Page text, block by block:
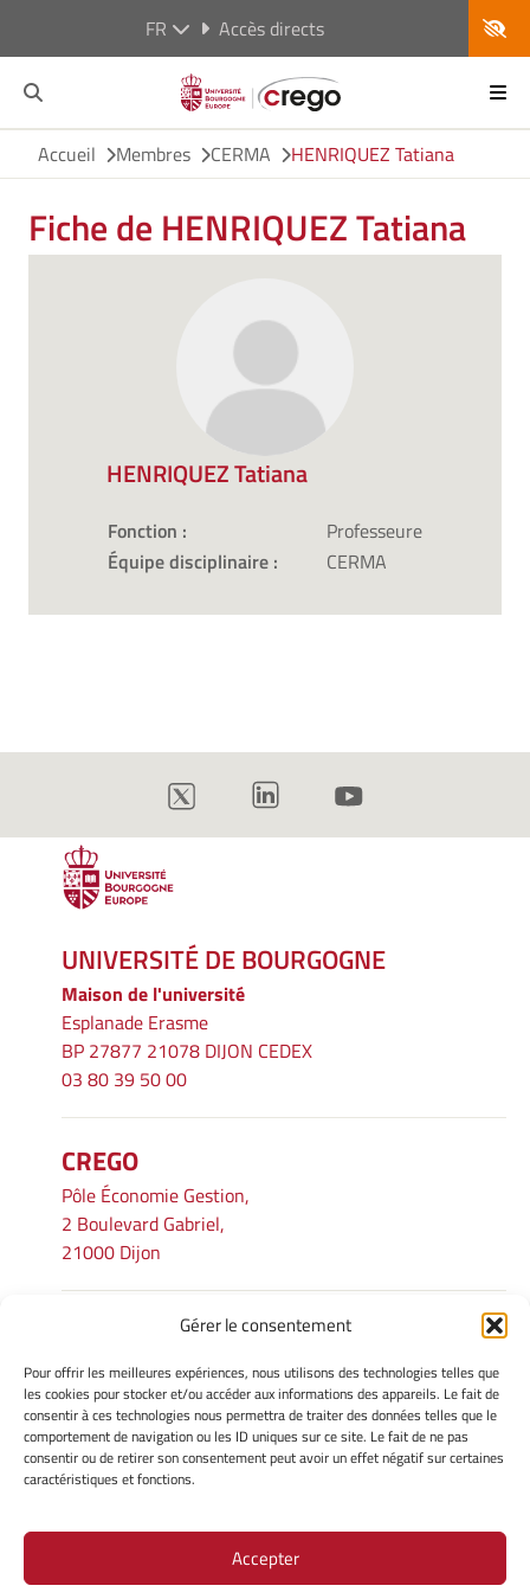
Gérer le consentement
Pour offrir les meilleures expériences, nous utilisons des technologies telles que
les cookies pour stocker et/ou accéder aux informations des appareils. Le fait de
consentir à ces technologies nous permettra de traiter des données telles que le
comportement de navigation ou les ID uniques sur ce site. Le fait de ne pas
consentir ou de retirer son consentement peut avoir un effet négatif sur certaines
caractéristiques et fonctions.
Accepter
FR Accès directs
Accueil Membres CERMA HENRIQUEZ Tatiana
Fiche de HENRIQUEZ Tatiana
HENRIQUEZ Tatiana
Fonction :
Professeure
Équipe disciplinaire :
CERMA
UNIVERSITÉ DE BOURGOGNE
Maison de l'université
Esplanade Erasme
BP 27877 21078 DIJON CEDEX
03 80 39 50 00
CREGO
Pôle Économie Gestion,
2 Boulevard Gabriel,
21000 Dijon
INFORMATIONS LÉGALES
Mentions légales
Gérer mes cookies
Avertissement
Politique de cookies